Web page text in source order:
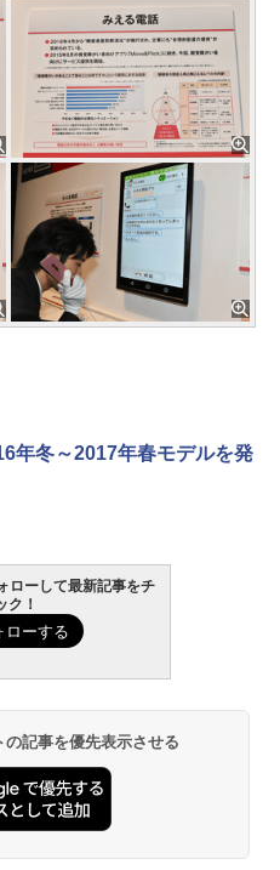
年冬～2017年春モデルを発
ローして最新記事をチ
ク！
記事を優先表示させる